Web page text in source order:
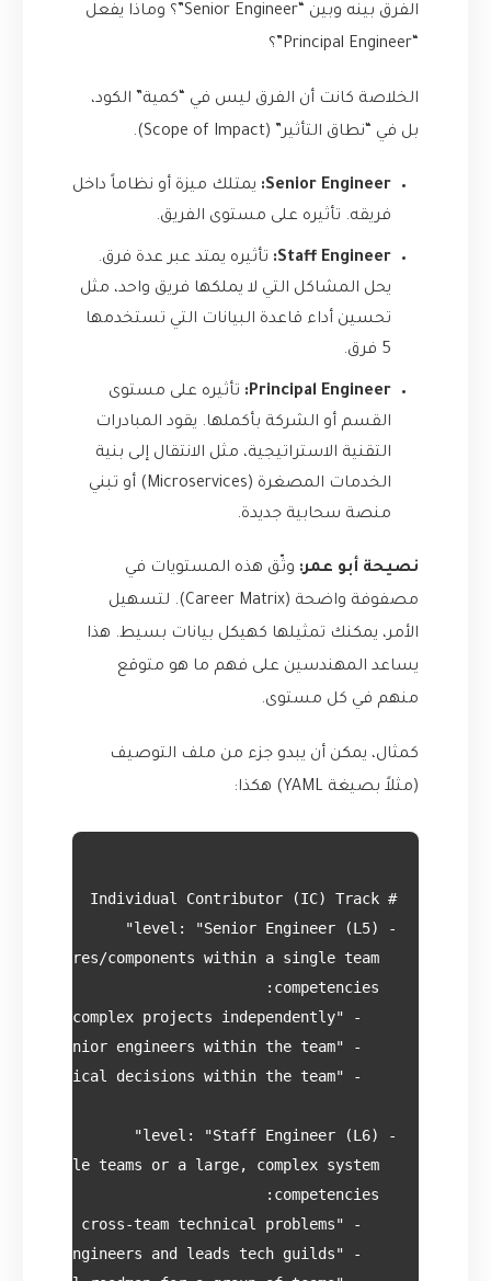
الفرق بينه وبين “Senior Engineer”؟ وماذا يفعل
الخلاصة كانت أن الفرق ليس في “كمية” الكود،
بل في “نطاق التأثير” (Scope of Impact).
Senior Engineer:
يمتلك ميزة أو نظاماً داخل
فريقه. تأثيره على مستوى الفريق.
Staff Engineer:
تأثيره يمتد عبر عدة فرق.
يحل المشاكل التي لا يملكها فريق واحد، مثل
تحسين أداء قاعدة البيانات التي تستخدمها
5 فرق.
Principal Engineer:
تأثيره على مستوى
القسم أو الشركة بأكملها. يقود المبادرات
التقنية الاستراتيجية، مثل الانتقال إلى بنية
الخدمات المصغرة (Microservices) أو تبني
منصة سحابية جديدة.
نصيحة أبو عمر: وثّق هذه المستويات في
مصفوفة واضحة (Career Matrix). لتسهيل
الأمر، يمكنك تمثيلها كهيكل بيانات بسيط. هذا
يساعد المهندسين على فهم ما هو متوقع
منهم في كل مستوى.
كمثال، يمكن أن يبدو جزء من ملف التوصيف
(مثلاً بصيغة YAML) هكذا: